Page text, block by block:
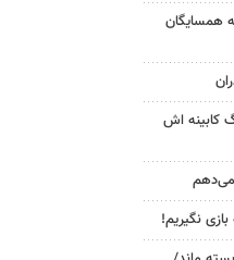
همسایگان
کابینه اش
می‌دهم
بازی نگیریم!